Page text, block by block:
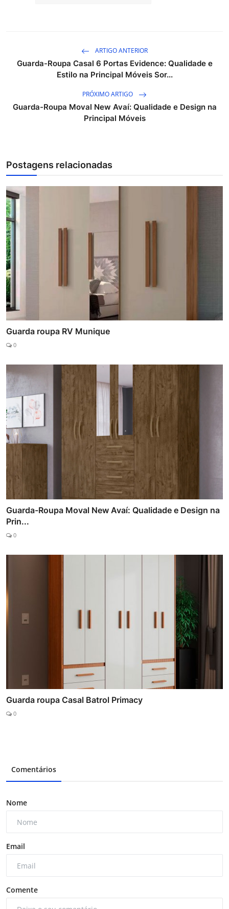
ARTIGO ANTERIOR
Guarda-Roupa Casal 6 Portas Evidence: Qualidade e
Estilo na Principal Móveis Sor...
PRÓXIMO ARTIGO
Guarda-Roupa Moval New Avaí: Qualidade e Design na
Principal Móveis
Postagens relacionadas
Guarda roupa RV Munique
0
Guarda-Roupa Moval New Avaí: Qualidade e Design na
Prin...
0
Guarda roupa Casal Batrol Primacy
0
Comentários
Nome
Email
Comente